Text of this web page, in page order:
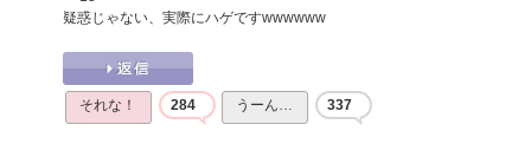
疑惑じゃない、実際にハゲですwwwwww
それな！ 284 うーん… 337